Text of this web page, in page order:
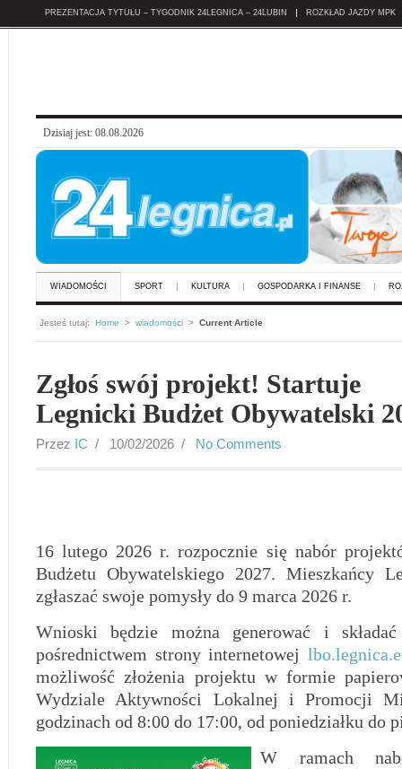
PREZENTACJA TYTUŁU – TYGODNIK 24LEGNICA – 24LUBIN ROZKŁAD JAZDY MPK
Dzisiaj jest: 08.08.2026
WIADOMOŚCI SPORT KULTURA GOSPODARKA I FINANSE
Jesteś tutaj: Home > wiadomości > Current Article
Zgłoś swój projekt! Startuje
Legnicki Budżet Obywatelski
Przez IC / 10/02/2026 / No Comments
16 lutego 2026 r. rozpocznie się nabór
Budżetu Obywatelskiego 2027. Mieszkańcy
zgłaszać swoje pomysły do 9 marca 2026 r.
Wnioski będzie można generować i
pośrednictwem strony internetowej
możliwość złożenia projektu w formie
Wydziale Aktywności Lokalnej i Promocji
godzinach od 8:00 do 17:00, od poniedziałku do
W ramach